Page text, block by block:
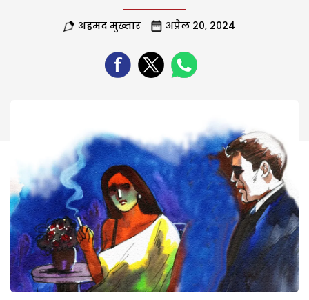
अहमद मुख्तार अप्रैल 20, 2024